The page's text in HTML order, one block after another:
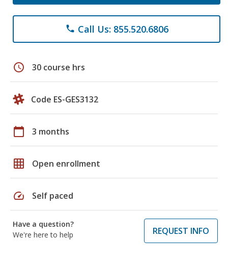
phone Call Us: 855.520.6806
schedule 30 course hrs
Code ES-GES3132
calendar_today 3 months
grid_on Open enrollment
speed Self paced
Have a question?
We're here to help
REQUEST INFO